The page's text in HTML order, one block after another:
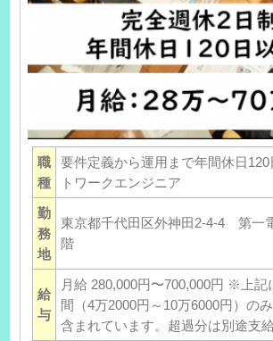
職
種
要件定義から運用まで年間休日120
トワークエンジニア
勤
務
地
東京都千代田区外神田2-4-4 第一
階
給
与
月給 280,000円〜700,000円 ※上記
間（4万2000円～10万6000円）の
含まれています。超過分は別途支給